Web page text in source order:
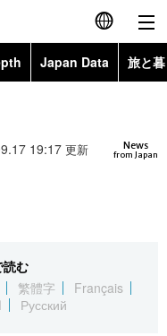
English
繁體字
العربية
Japan Data 旅と
Images
お知らせ
News
from Japan
19:17 更新
読む
繁體字
Français
Русский